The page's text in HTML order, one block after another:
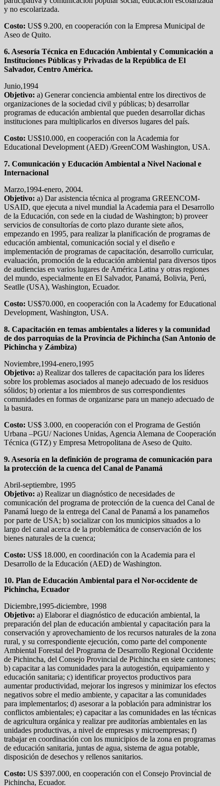
y no escolarizada.
Costo: US$ 9.200, en cooperación con la Empresa Municipal de
Aseo de Quito.
6. Asesoría Técnica en Educación Ambiental y Comunicación a
Instituciones Públicas y Privadas de la República de El
Salvador, Centro América.
Junio,1994
Objetivo: a) Generar conciencia ambiental entre los directivos de
organizaciones de la sociedad civil y públicas; b) desarrollar
programas de educación ambiental que pueden desarrollar dichas
instituciones para multiplicarlos en diversos lugares del país.
Costo: US$10.000, en cooperación con la Academia for
Educational Development (AED) /GreenCOM Washington, USA.
7. Comunicación y Educación Ambiental a Nivel Nacional e
Internacional
Marzo,1994-enero, 2004.
Objetivo: a) Dar asistencia técnica al programa GREENCOM-
USAID, que ejecuta a nivel mundial la Academia para el Desarrollo
de la Educación, con sede en la ciudad de Washington; b) proveer
servicios de consultorías de corto plazo durante siete años,
empezando en 1995, para realizar la planificación de programas de
educación ambiental, comunicación social y el diseño e
implementación de programas de capacitación, desarrollo curricular,
evaluación, promoción de la educación ambiental para diversos tipos
de audiencias en varios lugares de América Latina y otras regiones
del mundo, especialmente en El Salvador, Panamá, Bolivia, Perú,
Seatlle (USA), Washington, Ecuador.
Costo: US$70.000, en cooperación con la Academy for Educational
Development, Washington, USA.
8. Capacitación en temas ambientales a líderes y la comunidad
de dos parroquias de la Provincia de Pichincha (San Antonio de
Pichincha y Zámbiza)
Noviembre,1994-enero,1995
Objetivo: a) Realizar dos talleres de capacitación para los líderes
sobre los problemas asociados al manejo adecuado de los residuos
sólidos; b) orientar a los miembros de sus correspondientes
comunidades en formas de organizarse para un manejo adecuado de
la basura.
Costo: US$ 3.000, en cooperación con el Programa de Gestión
Urbana –PGU/ Naciones Unidas, Agencia Alemana de Cooperación
Técnica (GTZ) y Empresa Metropolitana de Aseso de Quito.
9. Asesoría en la definición de programa de comunicación para
la protección de la cuenca del Canal de Panamá
Abril-septiembre, 1995
Objetivo: a) Realizar un diagnóstico de necesidades de
comunicación del programa de protección de la cuenca del Canal de
Panamá luego de la entrega del Canal de Panamá a los panameños
por parte de USA; b) socializar con los municipios situados a lo
largo del canal acerca de la problemática de conservación de los
bienes naturales de la cuenca;
Costo: US$ 18.000, en coordinación con la Academia para el
Desarrollo de la Educación (AED) de Washington.
10. Plan de Educación Ambiental para el Nor-occidente de
Pichincha, Ecuador
Diciembre,1995-diciembre, 1998
Objetivo: a) Elaborar el diagnóstico de educación ambiental, la
preparación del plan de educación ambiental y capacitación para la
conservación y aprovechamiento de los recursos naturales de la zona
rural, y su correspondiente ejecución, como parte del componente
Ambiental Forestal del Programa de Desarrollo Regional Occidente
de Pichincha, del Consejo Provincial de Pichincha en siete cantones;
b) capacitar a las comunidades para la autogestión, equipamiento y
educación sanitaria; c) identificar proyectos productivos para
aumentar productividad, mejorar los ingresos y minimizar los efectos
negativos sobre el medio ambiente, y capacitar a las comunidades
para implementarlos; d) asesorar a la población para administrar los
conflictos ambientales; e) capacitar a las comunidades en las técnicas
de agricultura orgánica y realizar pre auditorías ambientales en las
unidades productivas, a nivel de empresas y microempresas; f)
trabajar en coordinación con los municipios de la zona en programas
de educación sanitaria, juntas de agua, sistema de agua potable,
disposición de desechos y rellenos sanitarios.
Costo: US $397.000, en cooperación con el Consejo Provincial de
Pichincha, Ecuador.